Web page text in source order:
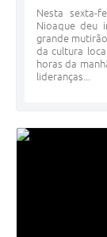
Nesta sexta-
Nioaque deu
grande
da cultura
horas da
lideranças...